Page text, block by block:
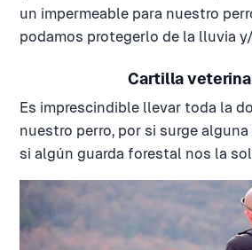
un impermeable para nuestro
podamos protegerlo de la lluvia
Cartilla
Es imprescindible llevar toda la
nuestro perro, por si surge
si algún guarda forestal nos la